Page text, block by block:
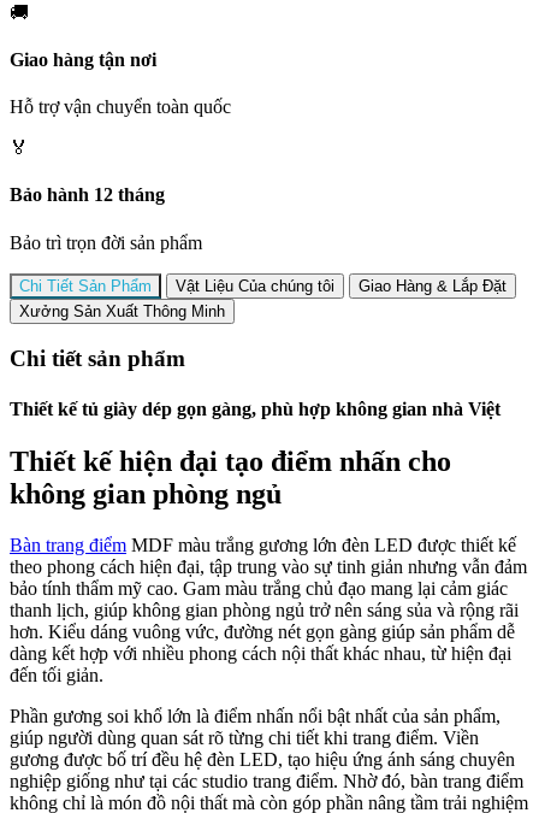
🚚
Giao hàng tận nơi
Hỗ trợ vận chuyển toàn quốc
🏅
Bảo hành 12 tháng
Bảo trì trọn đời sản phẩm
Chi Tiết Sản Phẩm Vật Liệu Của chúng tôi
Giao Hàng & Lắp Đặt
Xưởng Sản Xuất Thông Minh
Chi tiết sản phẩm
Thiết kế tủ giày dép gọn gàng, phù hợp không gian nhà Việt
Thiết kế hiện đại tạo điểm nhấn cho
không gian phòng ngủ
Bàn trang điểm MDF màu trắng gương lớn đèn LED được thiết kế
theo phong cách hiện đại, tập trung vào sự tinh giản nhưng vẫn đảm
bảo tính thẩm mỹ cao. Gam màu trắng chủ đạo mang lại cảm giác
thanh lịch, giúp không gian phòng ngủ trở nên sáng sủa và rộng rãi
hơn. Kiểu dáng vuông vức, đường nét gọn gàng giúp sản phẩm dễ
dàng kết hợp với nhiều phong cách nội thất khác nhau, từ hiện đại
đến tối giản.
Phần gương soi khổ lớn là điểm nhấn nổi bật nhất của sản phẩm,
giúp người dùng quan sát rõ từng chi tiết khi trang điểm. Viền
gương được bố trí đều hệ đèn LED, tạo hiệu ứng ánh sáng chuyên
nghiệp giống như tại các studio trang điểm. Nhờ đó, bàn trang điểm
không chỉ là món đồ nội thất mà còn góp phần nâng tầm trải nghiệm